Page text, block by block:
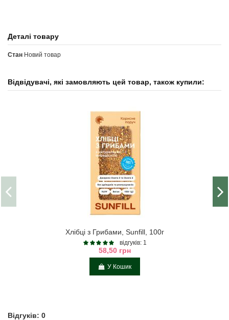
Деталі товару
Стан Новий товар
Відвідувачі, які замовляють цей товар, також купили:
Хлібці з Грибами, Sunfill, 100г
відгуків: 1
58,50 грн
У Кошик
Відгуків: 0